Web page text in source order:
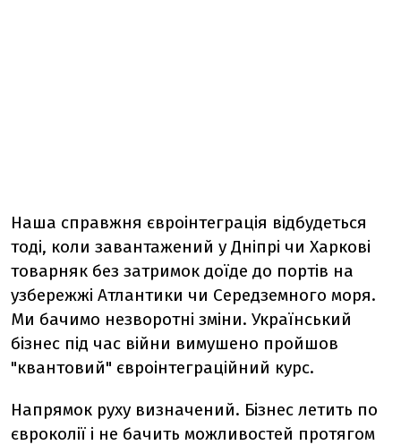
Наша справжня євроінтеграція відбудеться
тоді, коли завантажений у Дніпрі чи Харкові
товарняк без затримок доїде до портів на
узбережжі Атлантики чи Середземного моря.
Ми бачимо незворотні зміни. Український
бізнес під час війни вимушено пройшов
"квантовий" євроінтеграційний курс.
Напрямок руху визначений. Бізнес летить по
євроколії і не бачить можливостей протягом